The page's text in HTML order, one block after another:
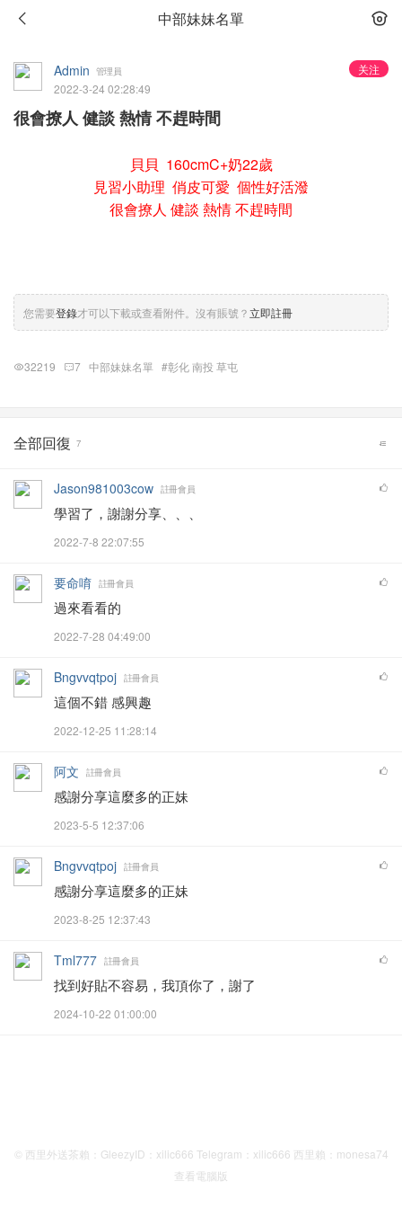
中部妹妹名單
关注
Admin 管理員
2022-3-24 02:28:49
很會撩人 健談 熱情 不趕時間
貝貝 160cmC+奶22歲
見習小助理 俏皮可愛 個性好活潑
很會撩人 健談 熱情 不趕時間
您需要登錄才可以下載或查看附件。沒有賬號？立即註冊
32219 7 中部妹妹名單 #彰化 南投 草屯
全部回復 7
Jason981003cow 註冊會員
學習了，謝謝分享、、、
2022-7-8 22:07:55
要命唷 註冊會員
過來看看的
2022-7-28 04:49:00
Bngvvqtpoj 註冊會員
這個不錯 感興趣
2022-12-25 11:28:14
阿文 註冊會員
感謝分享這麼多的正妹
2023-5-5 12:37:06
Bngvvqtpoj 註冊會員
感謝分享這麼多的正妹
2023-8-25 12:37:43
Tml777 註冊會員
找到好貼不容易，我頂你了，謝了
2024-10-22 01:00:00
© 西里外送茶賴：GleezyID：xilic666 Telegram：xilic666 西里賴：monesa74
查看電腦版